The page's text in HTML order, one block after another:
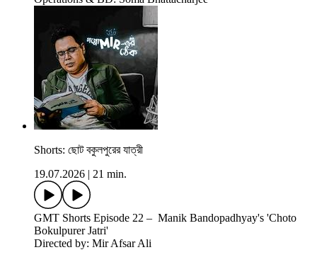
Shorts: ছোট বকুলপুরের যাত্রী
19.07.2026
21 min.
GMT Shorts Episode 22 – Manik Bandopadhyay's 'Choto
Bokulpurer Jatri'
Directed by: Mir Afsar Ali